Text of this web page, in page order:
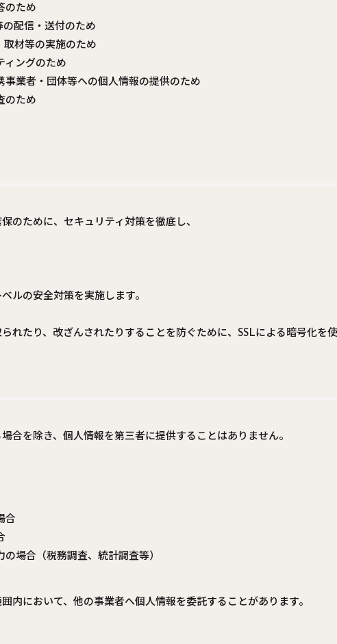
のため
配信・送付のため
取材等の実施のため
ィングのため
業者・団体等への個人情報の提供のため
のため
のために、セキュリティ対策を徹底し、
ルの安全対策を実施します。
れたり、改ざんされたりすることを防ぐために、SSLによる暗号化を使
合を除き、個人情報を第三者に提供することはありません。
合
場合（税務調査、統計調査等）
内において、他の事業者へ個人情報を委託することがあります。